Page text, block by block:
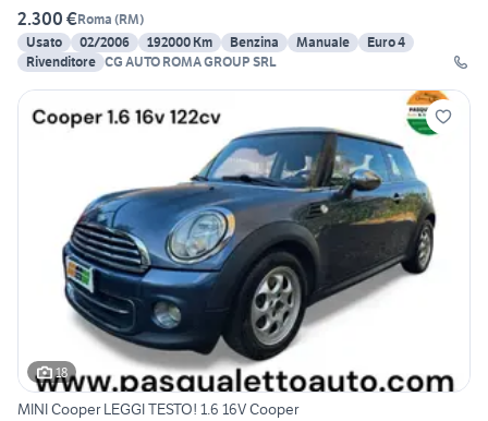
2.300 €Roma (RM)
Usato
02/2006 192000 Km Benzina Manuale
Euro 4
Rivenditore CG AUTO ROMA GROUP SRL
18
MINI Cooper LEGGI TESTO! 1.6 16V Cooper